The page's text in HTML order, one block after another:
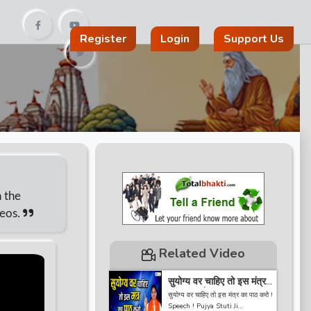
Register Login Support Us
the
Related Video
सुयोग्य वर चाहिए तो इस मंत्र
का पाठ करो ! Speech !
Pujya Stuti Ji
सुयोग्य वर चाहिए तो इस मंत्र का पाठ करो !
Speech ! Pujya Stuti Ji